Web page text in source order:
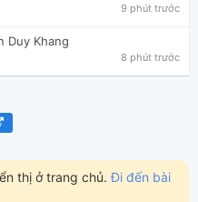
9 phút trước
Duy Khang
8 phút trước
thị ở trang chủ.Đi đến bài